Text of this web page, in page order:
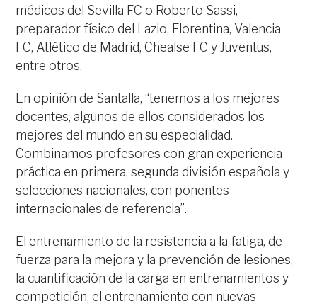
médicos del Sevilla FC o Roberto Sassi,
preparador físico del Lazio, Florentina, Valencia
FC, Atlético de Madrid, Chealse FC y Juventus,
entre otros.
En opinión de Santalla, “tenemos a los mejores
docentes, algunos de ellos considerados los
mejores del mundo en su especialidad.
Combinamos profesores con gran experiencia
práctica en primera, segunda división española y
selecciones nacionales, con ponentes
internacionales de referencia”.
El entrenamiento de la resistencia a la fatiga, de
fuerza para la mejora y la prevención de lesiones,
la cuantificación de la carga en entrenamientos y
competición, el entrenamiento con nuevas